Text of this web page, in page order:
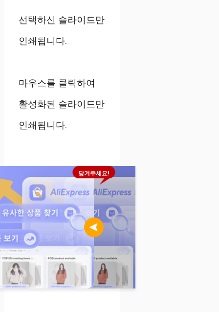
선택하신 슬라이드만
인쇄됩니다.
마우스를 클릭하여
활성화된 슬라이드만
인쇄됩니다.
당겨주세요!